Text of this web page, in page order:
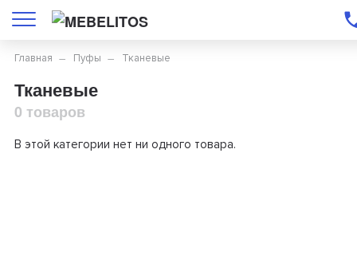
Главная Пуфы Тканевые
Тканевые
0 товаров
В этой категории нет ни одного товара.